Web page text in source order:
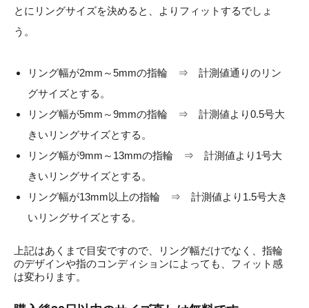
とにリングサイズを決めると、よりフィットするでしょ
う。
リング幅が2mm～5mmの指輪 ⇒ 計測値通りのリン
グサイズとする。
リング幅が5mm～9mmの指輪 ⇒ 計測値より0.5号大
きいリングサイズとする。
リング幅が9mm～13mmの指輪 ⇒ 計測値より1号大
きいリングサイズとする。
リング幅が13mm以上の指輪 ⇒ 計測値より1.5号大き
いリングサイズとする。
上記はあくまで目安ですので、リング幅だけでなく、指輪
のデザインや指のコンディションによっても、フィット感
は変わります。